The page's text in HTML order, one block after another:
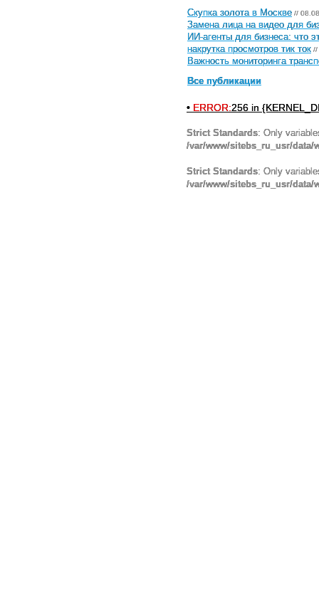
Скупка золота в Москве //
Замена лица на видео для
ИИ-агенты для бизнеса: что
накрутка просмотров тик ток //
Важность мониторинга
Все публикации
• ERROR:256 in
Strict Standards: Only
/var/www/sitebs_ru_usr/
Strict Standards: Only
/var/www/sitebs_ru_usr/